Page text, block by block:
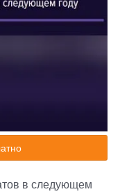
в следующем